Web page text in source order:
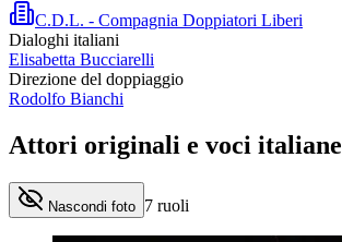
C.D.L. - Compagnia Doppiatori Liberi
Dialoghi italiani
Elisabetta Bucciarelli
Direzione del doppiaggio
Rodolfo Bianchi
Attori originali e voci italiane
Nascondi foto 7 ruoli